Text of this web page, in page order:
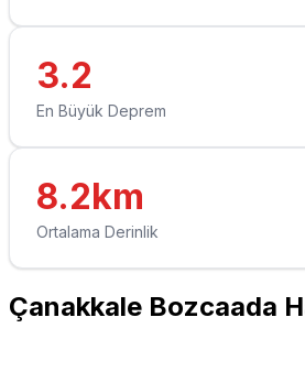
3.2
En Büyük Deprem
8.2km
Ortalama Derinlik
Çanakkale Bozcaada